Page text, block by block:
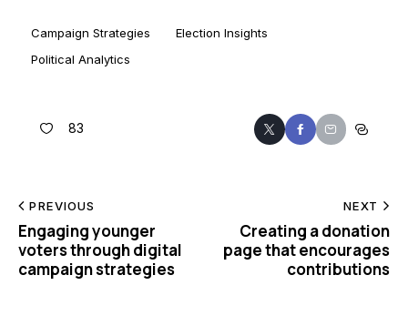
Campaign Strategies
Election Insights
Political Analytics
83
PREVIOUS
Engaging younger
voters through digital
campaign strategies
NEXT
Creating a donation
page that encourages
contributions